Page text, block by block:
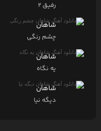
رفیق ۲
شاهان
چشم رنگی
شاهان
يه نگاه
شاهان
دیگه نیا